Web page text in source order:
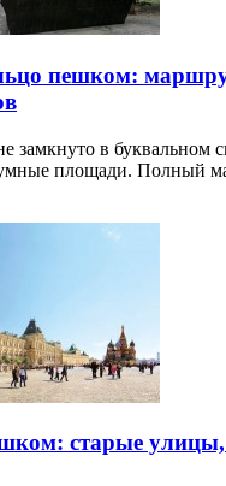
пешком:
замкнуто в буквальном
площади. Полный
старые